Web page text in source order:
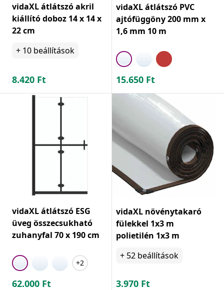
vidaXL átlátszó akril
kiállító doboz 14 x 14 x
22 cm
+ 10 beállítások
8.420 Ft
vidaXL átlátszó PVC
ajtófüggöny 200 mm x
1,6 mm 10 m
15.650 Ft
vidaXL átlátszó ESG
üveg összecsukható
zuhanyfal 70 x 190 cm
+2
62.000 Ft
vidaXL növénytakaró
fülekkel 1x3 m
polietilén 1x3 m
+ 52 beállítások
3.970 Ft